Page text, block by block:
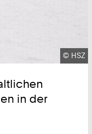
© HSZ
in der